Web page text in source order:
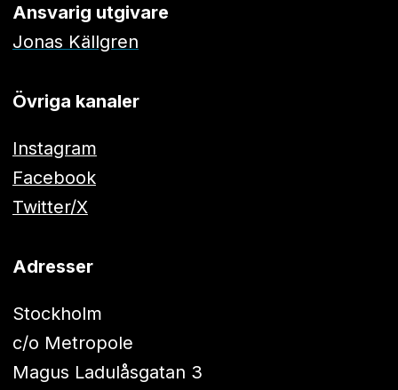
Ansvarig utgivare
Jonas Källgren
Övriga kanaler
Instagram
Facebook
Twitter/X
Adresser
Stockholm
c/o Metropole
Magus Ladulåsgatan 3